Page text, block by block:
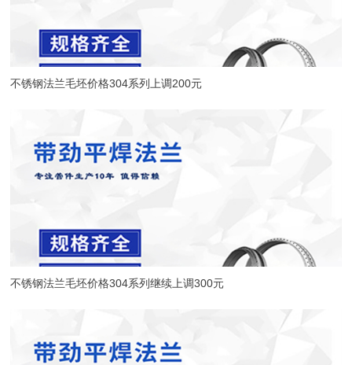
不锈钢法兰毛坯价格304系列上调200元
不锈钢法兰毛坯价格304系列继续上调300元